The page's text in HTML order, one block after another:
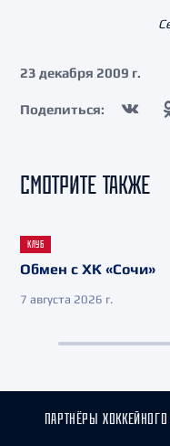
23 декабря 2009 г.
Поделиться:
СМОТРИТЕ ТАКЖЕ
КЛУБ
Обмен с ХК «Сочи»
7 августа 2026 г.
ПАРТНЁРЫ